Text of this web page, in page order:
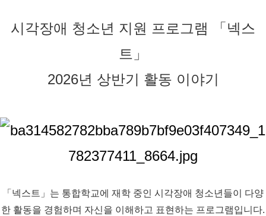
시각장애 청소년 지원 프로그램 「넥스
트」
2026년 상반기 활동 이야기
「넥스트」는 통합학교에 재학 중인 시각장애 청소년들이 다양
한 활동을 경험하며 자신을 이해하고 표현하는 프로그램입니다.